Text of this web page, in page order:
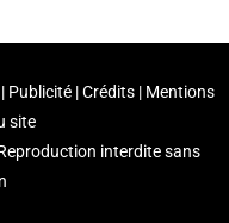
Publicité | Crédits | Mentions
site
interdite sans